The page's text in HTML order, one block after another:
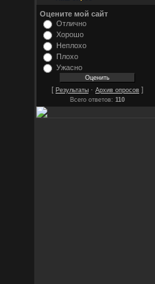
Оцените мой сайт
Отлично
Хорошо
Неплохо
Плохо
Ужасно
[ Результаты · Архив опросов ]
Всего ответов: 110